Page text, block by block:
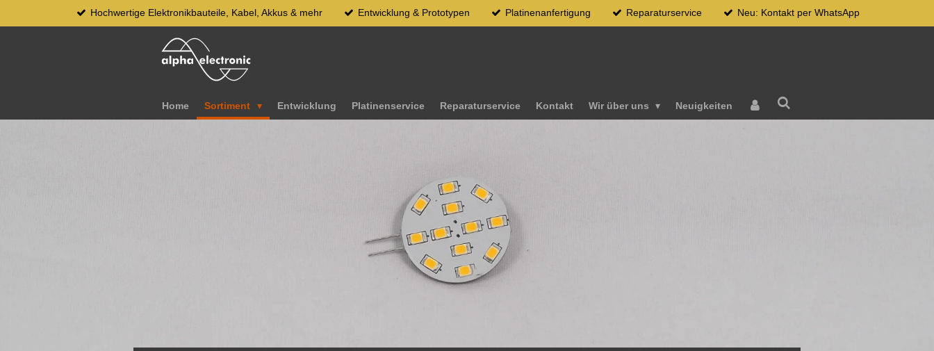
Hauptinhalt
Hochwertige Elektronikbauteile, Kabel, Akkus & mehr Entwicklung & Prototypen Platinenanfertigung Reparaturservice Neu: Kontakt per WhatsApp
Home Sortiment Entwicklung Platinenservice Reparaturservice Kontakt Wir über uns Neuigkeiten